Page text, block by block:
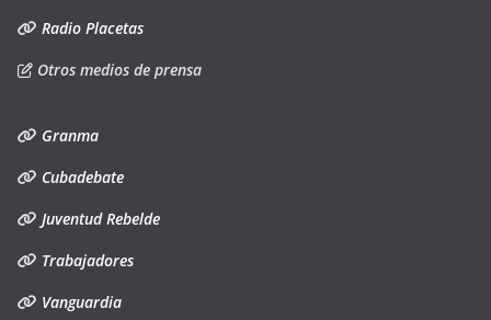
Radio Placetas
Otros medios de prensa
Granma
Cubadebate
Juventud Rebelde
Trabajadores
Vanguardia